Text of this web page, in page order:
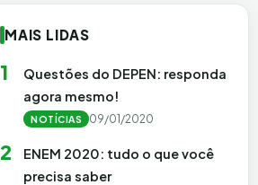
MAIS LIDAS
1
Questões do DEPEN: responda
agora mesmo!
NOTÍCIAS 09/01/2020
2
ENEM 2020: tudo o que você
precisa saber